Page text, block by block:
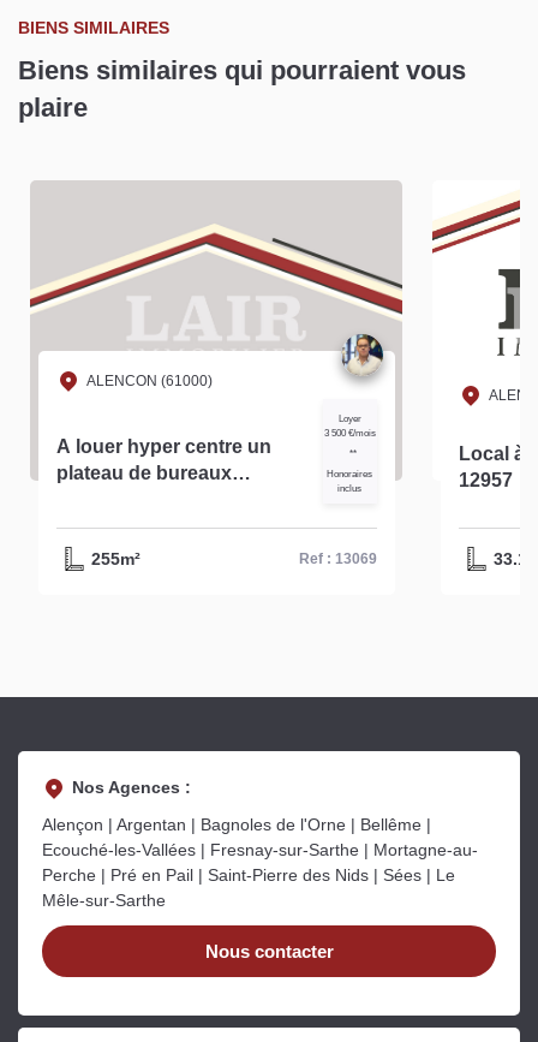
BIENS SIMILAIRES
Biens similaires qui pourraient vous
plaire
ALENCON (61000)
A louer hyper centre un
plateau de bureaux
réf- 13069
Loyer
3 500 €/mois
**
Honoraires
inclus
255m² Ref : 13069
Local à
12957
Nos Agences :
Alençon | Argentan | Bagnoles de l'Orne | Bellême |
Ecouché-les-Vallées | Fresnay-sur-Sarthe | Mortagne-au-
Perche | Pré en Pail | Saint-Pierre des Nids | Sées | Le
Mêle-sur-Sarthe
Nous contacter